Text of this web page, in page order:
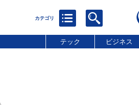
テック ビジネス